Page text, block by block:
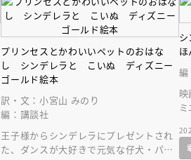
プリンセスとかわいいペットのおはな
し シンデレラと こいぬ ディズニー
ゴールド絵本
訳・文：小宮山 みのり
編：講談社
王子様からシンデレラにプレゼントされ
た、ダンスが大好きで元気な仔犬・パン
編
生